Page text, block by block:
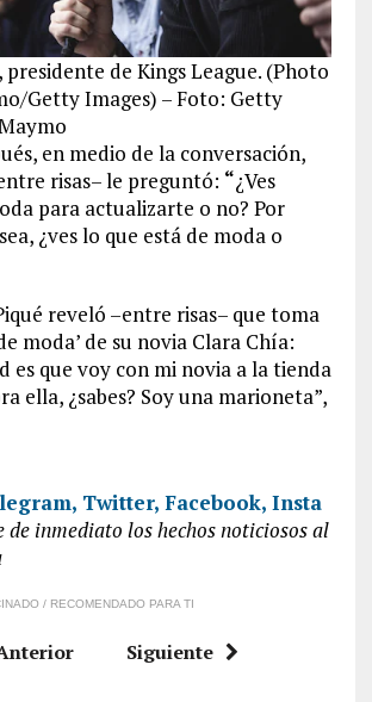
presidente de Kings League. (Photo
Getty Images) – Foto: Getty
en medio de la conversación,
risas– le preguntó: “¿Ves
para actualizarte o no? Por
¿ves lo que está de moda o
reveló –entre risas– que toma
moda’ de su novia Clara Chía:
es que voy con mi novia a la tienda
ella, ¿sabes? Soy una marioneta”,
Twitter, Facebook, Insta
de inmediato los hechos noticiosos al
/ RECOMENDADO PARA TI
Siguiente